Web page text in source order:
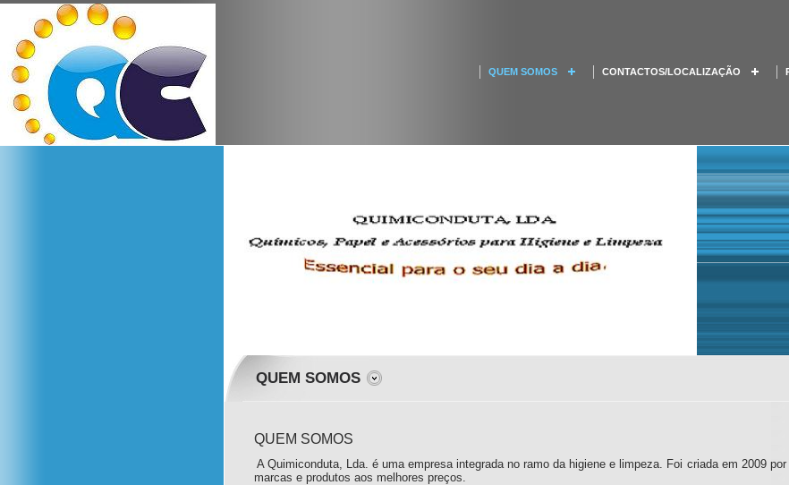
QUEM SOMOS CONTACTOS/LOCALIZAÇÃO
QUEM SOMOS
QUEM SOMOS
A Quimiconduta, Lda. é uma empresa integrada no ramo da higiene e limpeza. Foi criada em 2009
marcas e produtos aos melhores preços.